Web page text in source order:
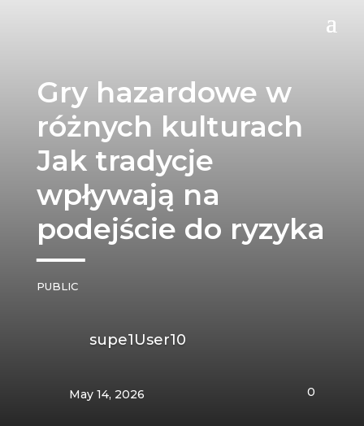
Gry hazardowe w
różnych kulturach
Jak tradycje
wpływają na
podejście do ryzyka
PUBLIC
supe1User10
0
May 14, 2026